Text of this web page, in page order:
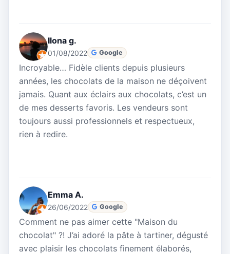
Ilona g.
01/08/2022 Google
Incroyable… Fidèle clients depuis plusieurs
années, les chocolats de la maison ne déçoivent
jamais. Quant aux éclairs aux chocolats, c’est un
de mes desserts favoris. Les vendeurs sont
toujours aussi professionnels et respectueux,
rien à redire.
Emma A.
26/06/2022 Google
Comment ne pas aimer cette "Maison du
chocolat" ?! J’ai adoré la pâte à tartiner, dégusté
avec plaisir les chocolats finement élaborés,